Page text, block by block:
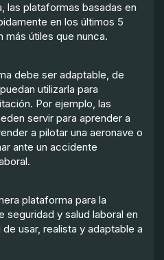
las plataformas basadas en
en los últimos 5
más útiles que nunca.
debe ser adaptable, de
utilizarla para
Por ejemplo, las
servir para aprender a
a pilotar una aeronave o
ante un accidente
plataforma para la
seguridad y salud laboral en
usar, realista y adaptable a